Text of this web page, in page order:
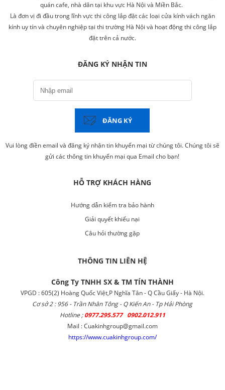
quán cafe, nhà dân tại khu vực Hà Nội và Miền Bắc.
Là đơn vị đi đầu trong lĩnh vực thi công lắp đặt các loại cửa kính vách ngăn
kính uy tín và chuyên nghiệp tại thi trường Hà Nội và hoạt động thi công lắp
đặt trên cả nước.
ĐĂNG KÝ NHẬN TIN
ĐĂNG KÝ
Vui lòng điền email và đăng ký nhận tin khuyến mại từ chúng tôi. Chúng tôi sẽ
gửi các thông tin khuyến mại qua Email cho bạn!
HỖ TRỢ KHÁCH HÀNG
Hướng dẫn kiểm tra bảo hành
Giải quyết khiếu nại
Câu hỏi thường gặp
THÔNG TIN LIÊN HỆ
Công Ty TNHH SX & TM TÍN THÀNH
VPGD : 605(2) Hoàng Quốc Việt,P Nghĩa Tân - Q Cầu Giấy - Hà Nội.
Cơ sở 2 : 956 - Trần Nhân Tông - Q Kiến An - Tp Hải Phòng
Hotline ; 0977.295.577 0902.012.911
Mail : Cuakinhgroup@gmail.com
https://www.cuakinhgroup.com/